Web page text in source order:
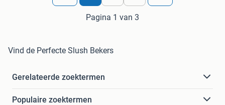
Pagina 1 van 3
Vind de Perfecte Slush Bekers
Gerelateerde zoektermen
Populaire zoektermen